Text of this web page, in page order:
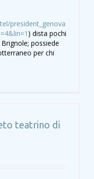
president_genova
) dista pochi
possiede
per chi
teatrino di